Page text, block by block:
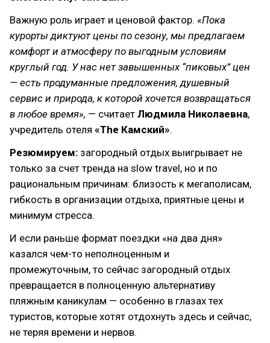
Важную роль играет и ценовой фактор. «Пока
курорты диктуют цены по сезону, мы предлагаем
комфорт и атмосферу по выгодным условиям
круглый год. У нас нет завышенных “пиковых” цен
— есть продуманные предложения, душевный
сервис и природа, к которой хочется возвращаться
в любое время», — считает Людмила Николаевна,
учредитель отеля «The Камский».
Резюмируем: загородный отдых выигрывает не
только за счет тренда на slow travel, но и по
рациональным причинам: близость к мегаполисам,
гибкость в организации отдыха, приятные цены и
минимум стресса.
И если раньше формат поездки «на два дня»
казался чем-то неполноценным и
промежуточным, то сейчас загородный отдых
превращается в полноценную альтернативу
пляжным каникулам — особенно в глазах тех
туристов, которые хотят отдохнуть здесь и сейчас,
не теряя времени и нервов.